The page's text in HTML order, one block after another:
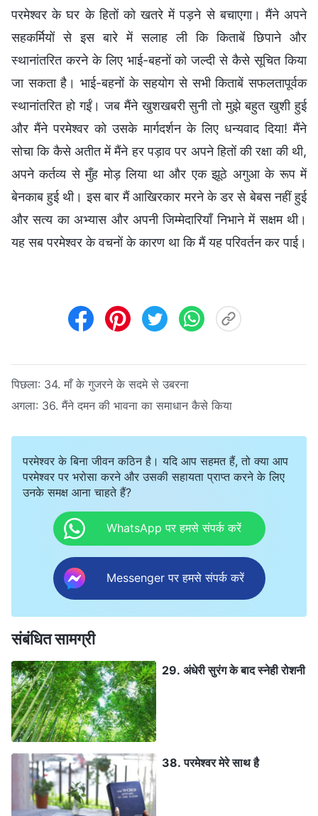
परमेश्वर के घर के हितों को खतरे में पड़ने से बचाएगा। मैंने अपने
सहकर्मियों से इस बारे में सलाह ली कि किताबें छिपाने और
स्थानांतरित करने के लिए भाई-बहनों को जल्दी से कैसे सूचित किया
जा सकता है। भाई-बहनों के सहयोग से सभी किताबें सफलतापूर्वक
स्थानांतरित हो गईं। जब मैंने खुशखबरी सुनी तो मुझे बहुत खुशी हुई
और मैंने परमेश्वर को उसके मार्गदर्शन के लिए धन्यवाद दिया! मैंने
सोचा कि कैसे अतीत में मैंने हर पड़ाव पर अपने हितों की रक्षा की थी,
अपने कर्तव्य से मुँह मोड़ लिया था और एक झूठे अगुआ के रूप में
बेनकाब हुई थी। इस बार मैं आखिरकार मरने के डर से बेबस नहीं हुई
और सत्य का अभ्यास और अपनी जिम्मेदारियाँ निभाने में सक्षम थी।
यह सब परमेश्वर के वचनों के कारण था कि मैं यह परिवर्तन कर पाई।
पिछला: 34. माँ के गुजरने के सदमे से उबरना
अगला: 36. मैंने दमन की भावना का समाधान कैसे किया
परमेश्वर के बिना जीवन कठिन है। यदि आप सहमत हैं, तो क्या आप
परमेश्वर पर भरोसा करने और उसकी सहायता प्राप्त करने के लिए
उनके समक्ष आना चाहते हैं?
WhatsApp पर हमसे संपर्क करें
Messenger पर हमसे संपर्क करें
संबंधित सामग्री
29. अंधेरी सुरंग के बाद स्‍नेही रोशनी
38. परमेश्वर मेरे साथ है